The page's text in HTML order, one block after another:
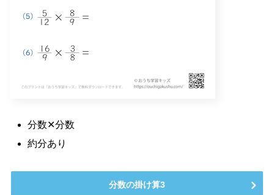
分数✕分数
約分あり
分数の掛け算3